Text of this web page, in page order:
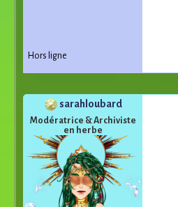
Hors ligne
sarahloubard
Modératrice & Archiviste
en herbe